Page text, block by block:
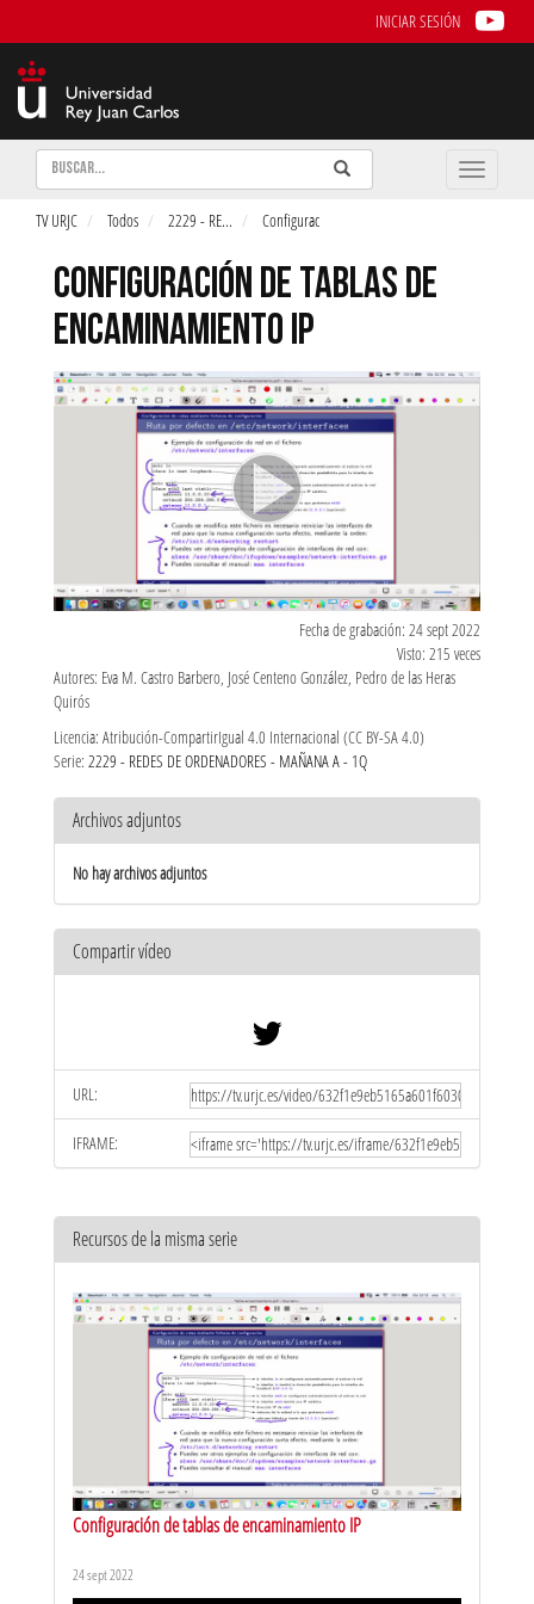
INICIAR SESIÓN
Buscar Enviar
Buscar
Toggle
TV URJC Todos 2229 - RE... Configurac
CONFIGURACIÓN DE TABLAS DE
ENCAMINAMIENTO IP
Fecha de grabación: 24 sept 2022
Visto: 215 veces
Autores: Eva M. Castro Barbero, José Centeno González, Pedro de las Heras
Quirós
Licencia: Atribución-CompartirIgual 4.0 Internacional (CC BY-SA 4.0)
Serie: 2229 - REDES DE ORDENADORES - MAÑANA A - 1Q
Archivos adjuntos
No hay archivos adjuntos
Compartir vídeo
URL:
IFRAME:
Recursos de la misma serie
Configuración de tablas de encaminamiento IP
24 sept 2022